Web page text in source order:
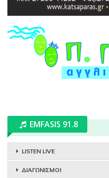
EMFASIS 91.8
LISTEN LIVE
ΔΙΑΓΩΝΙΣΜΟΙ